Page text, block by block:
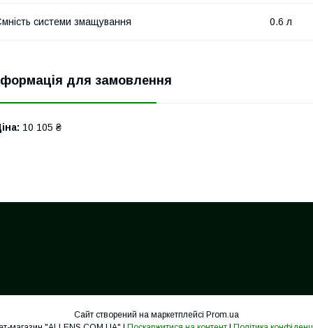
системи змащування 0.6 л
для замовлення
10 105 ₴
Сайт створений на маркетплейсі Prom.ua